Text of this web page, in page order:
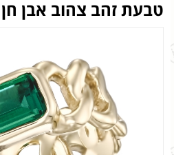
טבעת זהב צהוב אבן